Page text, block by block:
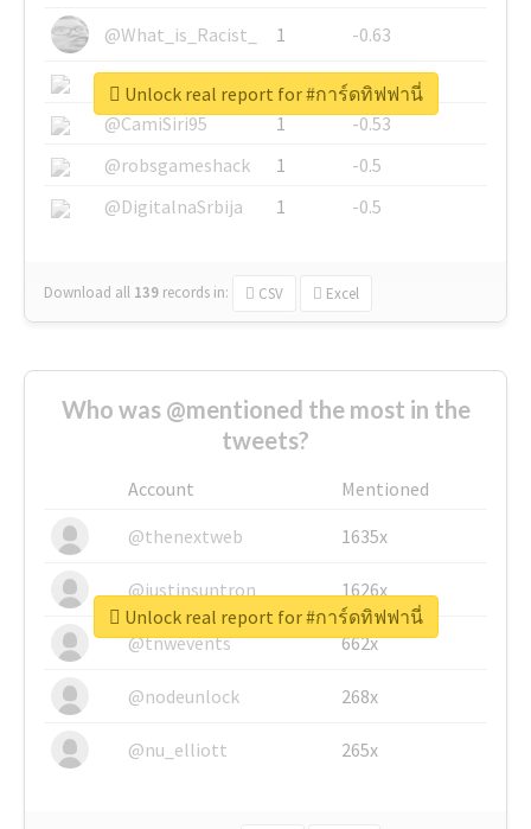
@What_is_Racist_
1
-0.63
@SkateChart
1
-0.6
@CamiSiri95
1
-0.53
@robsgameshack
1
-0.5
@DigitalnaSrbija
1 -0.5
Download all 139 records in: CSV Excel
Unlock real report for #การ์ดทิฟฟานี่
Who was @mentioned the most in the
tweets?
Account
Mentioned
@thenextweb
1635x
@justinsuntron 1626x
@tnwevents 662x
@nodeunlock 268x
@nu_elliott 265x
Unlock real report for #การ์ดทิฟฟานี่